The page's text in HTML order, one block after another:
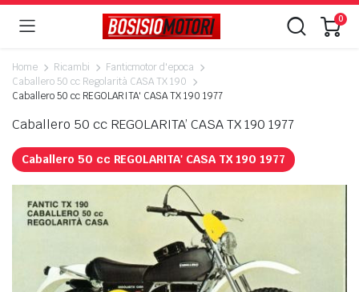
0
Home Ricambi
Fanticmotor d'epoca
Caballero 50 cc Regolarità CASA TX 190
Caballero 50 cc REGOLARITA' CASA TX 190 1977
Caballero 50 cc REGOLARITA’ CASA TX 190 1977
Caballero 50 cc REGOLARITA' CASA TX 190 1977